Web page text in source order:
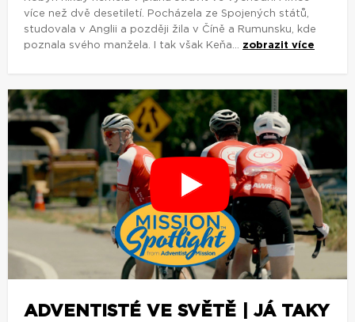
více než dvě desetiletí. Pocházela ze Spojených států,
studovala v Anglii a později žila v Číně a Rumunsku, kde
poznala svého manžela. I tak však Keňa... zobrazit více
ADVENTISTÉ VE SVĚTĚ | JÁ TAKY